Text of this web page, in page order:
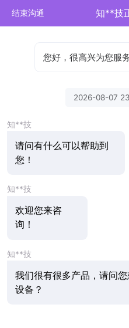
结束沟通 知**技
您好，很高兴为您服
2026-08-07
知**技
请问有什么可以帮助到
您！
知**技
欢迎您来咨
询！
知**技
我们很有很多产品，请问
设备？